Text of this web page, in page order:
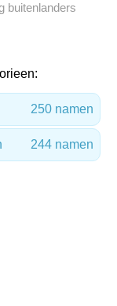
buitenlanders
250 namen
244 namen